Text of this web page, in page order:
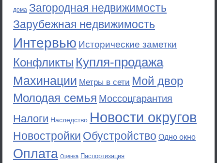
дома Загородная недвижимость
Зарубежная недвижимость
Интервью Исторические заметки
Конфликты Купля-продажа
Махинации Метры в сети Мой двор
Молодая семья Моссоцгарантия
Налоги Наследство Новости округов
Новостройки Обустройство Одно окно
Оплата Оценка Паспортизация